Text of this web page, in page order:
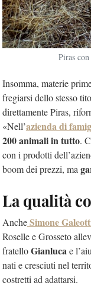
Piras
Insomma, materie
fregiarsi dello stesso
direttamente Piras,
«Nell’azienda di
200 animali in tutto.
con i prodotti
boom dei prezzi, ma
La qualità
AncheSimone
Roselle e Grosseto
fratelloGianlucae
nati e cresciuti nel
costretti ad adattarsi.